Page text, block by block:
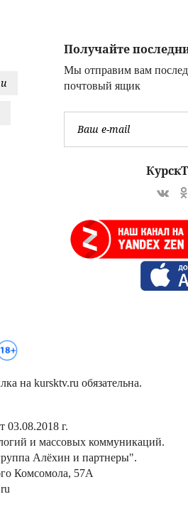
Получайте
Мы отправим вам
почтовый ящик
на kursktv.ru обязательна.
г.
и массовых коммуникаций.
Алёхин и партнеры".
Комсомола, 57А